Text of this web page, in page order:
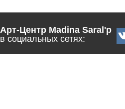
Арт-Центр Madina Saral'p
в социальных сетях: